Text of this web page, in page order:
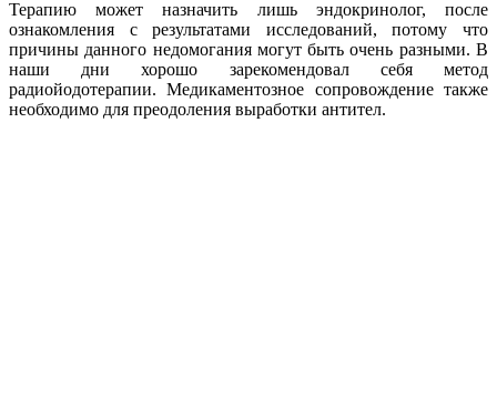
Терапию может назначить лишь эндокринолог, после
ознакомления с результатами исследований, потому что
причины данного недомогания могут быть очень разными. В
наши дни хорошо зарекомендовал себя метод
радиойодотерапии. Медикаментозное сопровождение также
необходимо для преодоления выработки антител.